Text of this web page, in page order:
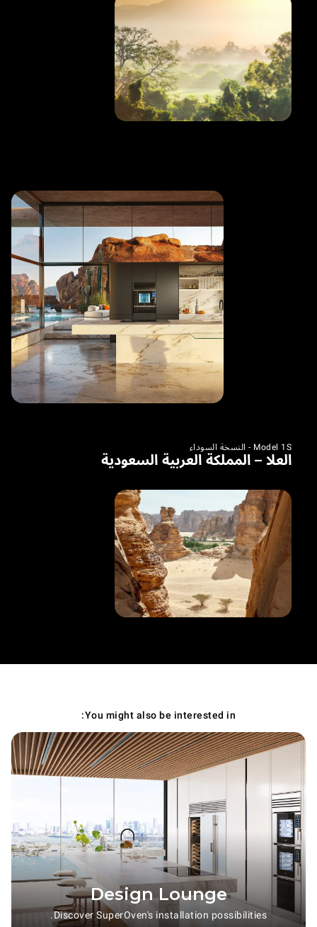
Model 1S - النسخة السوداء
العلا – المملكة العربية السعودية
You might also be interested in:
Design Lounge
Discover SuperOven's installation possibilities.